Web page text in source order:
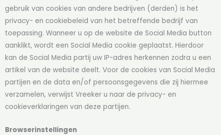
gebruik van cookies van andere bedrijven (derden) is het
privacy- en cookiebeleid van het betreffende bedrijf van
toepassing. Wanneer u op de website de Social Media button
aanklikt, wordt een Social Media cookie geplaatst. Hierdoor
kan de Social Media partij uw IP-adres herkennen zodra u een
artikel van de website deelt. Voor de cookies van Social Media
partijen en de data en/of persoonsgegevens die zij hiermee
verzamelen, verwijst Vreeker u naar de privacy- en
cookieverklaringen van deze partijen.
Browserinstellingen